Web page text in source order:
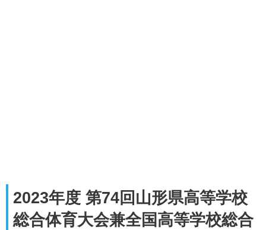
2023年度 第74回山形県高等学校
総合体育大会兼全国高等学校総合